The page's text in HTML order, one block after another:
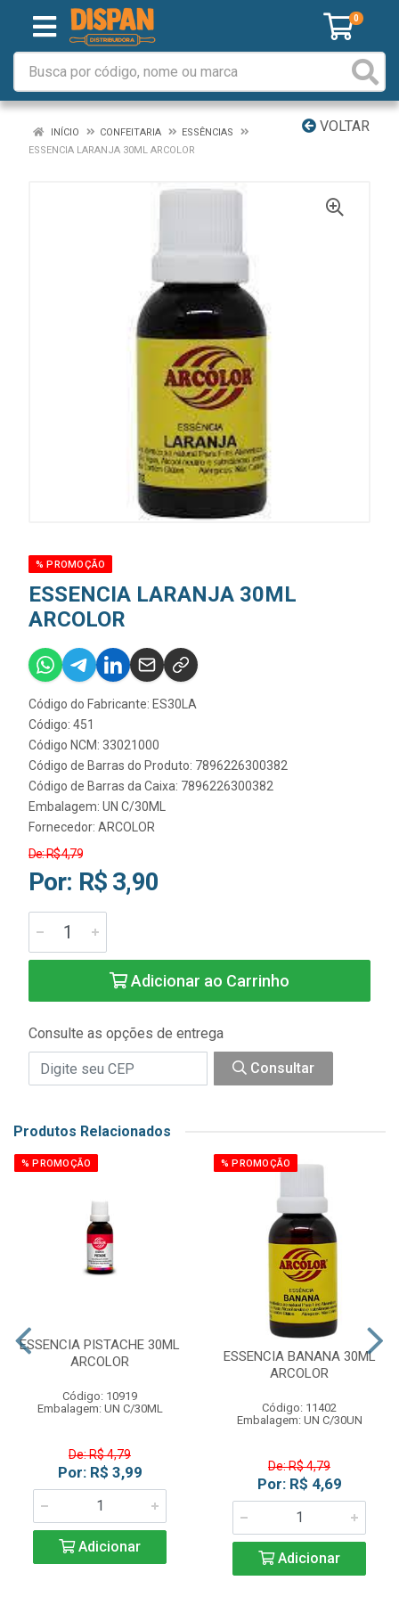
0
VOLTAR
INÍCIO CONFEITARIA
ESSÊNCIAS
ESSENCIA LARANJA 30ML ARCOLOR
% PROMOÇÃO
ESSENCIA LARANJA 30ML
ARCOLOR
Código do Fabricante: ES30LA
Código: 451
Código NCM: 33021000
Código de Barras do Produto: 7896226300382
Código de Barras da Caixa: 7896226300382
Embalagem: UN C/30ML
Fornecedor: ARCOLOR
De: R$ 4,79
Por: R$ 3,90
Adicionar ao Carrinho
Consulte as opções de entrega
Consultar
Produtos Relacionados
% PROMOÇÃO
ESSENCIA PISTACHE 30ML
ARCOLOR
Código: 10919
Embalagem: UN C/30ML
De: R$ 4,79
Por: R$ 3,99
Adicionar
% PROMOÇÃO
ESSENCIA BANANA 30ML
ARCOLOR
Código: 11402
Embalagem: UN C/30UN
De: R$ 4,79
Por: R$ 4,69
Adicionar